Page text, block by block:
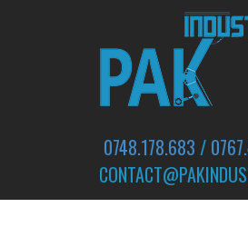
0748.178.683 /